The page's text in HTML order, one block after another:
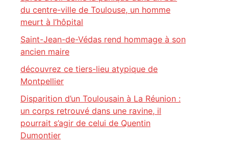
du centre-ville de Toulouse, un homme
meurt à l’hôpital
Saint-Jean-de-Védas rend hommage à son
ancien maire
découvrez ce tiers-lieu atypique de
Montpellier
Disparition d’un Toulousain à La Réunion :
un corps retrouvé dans une ravine, il
pourrait s’agir de celui de Quentin
Dumontier